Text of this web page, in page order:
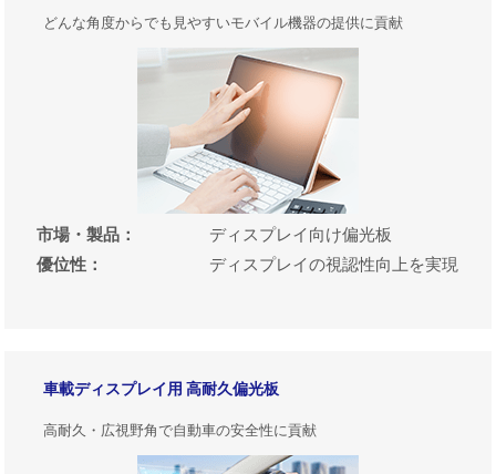
どんな角度からでも見やすいモバイル機器の提供に貢献
市場・製品 ：
ディスプレイ向け偏光板
優位性 ： ディスプレイの視認性向上を実現
車載ディスプレイ用 高耐久偏光板
高耐久・広視野角で自動車の安全性に貢献